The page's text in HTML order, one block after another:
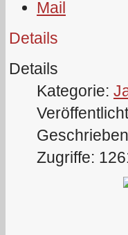
Details
Details
Kategorie:
Zugriffe: